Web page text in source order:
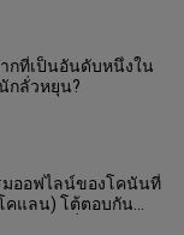
กที่เป็นอันดับหนึ่งใน
กลั่วหยุน?
มออฟไลน์ของโคนันที่
คแลน) โต้ตอบกัน
ลับชาวญี่ปุ